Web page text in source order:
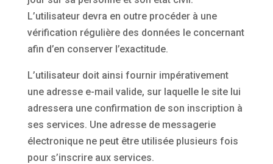
L’utilisateur devra en outre procéder à une
vérification régulière des données le concernant
afin d’en conserver l’exactitude.
L’utilisateur doit ainsi fournir impérativement
une adresse e-mail valide, sur laquelle le site lui
adressera une confirmation de son inscription à
ses services. Une adresse de messagerie
électronique ne peut être utilisée plusieurs fois
pour s’inscrire aux services.